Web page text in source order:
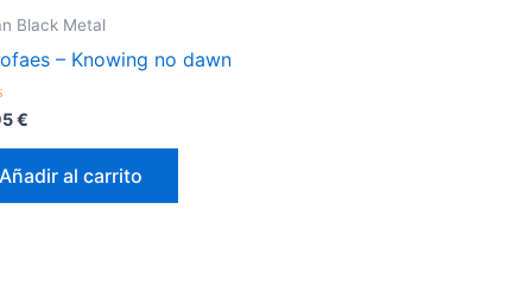
Black Metal
– Knowing no dawn
€
Añadir al carrito